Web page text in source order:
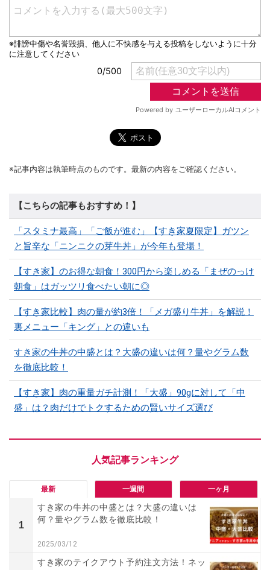
※記事内容は執筆時点のものです。最新の内容をご確認ください。
【こちらの記事もおすすめ！】
「スタミナ最高」「ご飯が進む」【すき家夏限定】ガツン
と旨辛な「ニンニクの芽牛丼」が今年も登場！
【すき家】のお得な朝食！300円から楽しめる「まぜのっけ
朝食」はガッツリ食べたい朝に◎
【すき家比較】肉の量が約3倍！「メガ盛り牛丼」を解説！
裏メニュー「キング」との違いも
すき家の牛丼の中盛とは？大盛の違いは何？量やグラム数
を徹底比較！
【すき家】肉の重量ガチ計測！「大盛」90gに対して「中
盛」は？肉だけでトクするための賢いサイズ選び
最新 一週間 一ヶ月
1
すき家の牛丼の中盛とは？大盛の違いは
何？量やグラム数を徹底比較！
2025/03/12
すき家のテイクアウト予約注文方法！ネッ